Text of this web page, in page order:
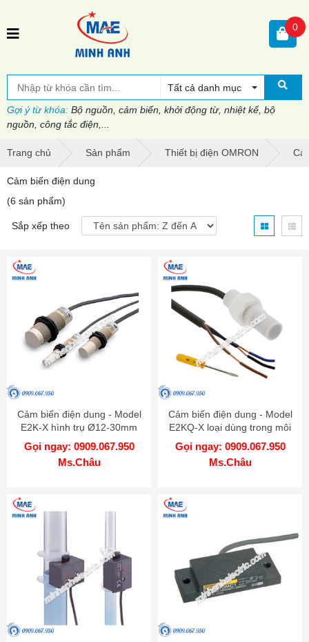
Tất cả danh mục
Gợi ý từ khóa: Bộ nguồn, cảm biến, khởi động từ, nhiệt kế, bộ
nguồn, công tắc điện,...
0
Trang chủ Sản phẩm Thiết bị điện OMRON
Cảm biến điện dung
(6 sản phẩm)
Sắp xếp theo
Cảm biến điện dung - Model
E2K-X hình trụ Ø12-30mm
Gọi ngay: 0909.067.950
Ms.Châu
Cảm biến điện dung - Model
E2KQ-X loại dùng trong môi
trường hóa dầu
Gọi ngay: 0909.067.950
Ms.Châu